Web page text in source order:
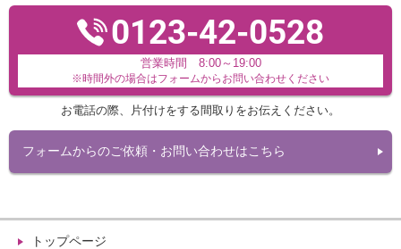
0123-42-0528
営業時間 8:00～19:00
※時間外の場合はフォームからお問い合わせください
お電話の際、片付けをする間取りをお伝えください。
フォームからのご依頼・お問い合わせはこちら
トップページ